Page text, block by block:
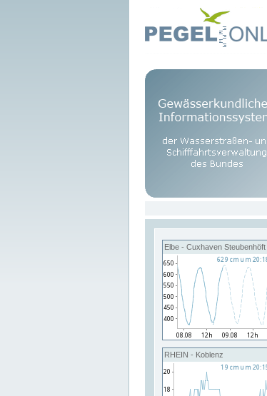
Elbe - Cuxhaven Steubenhöft
RHEIN - Koblenz